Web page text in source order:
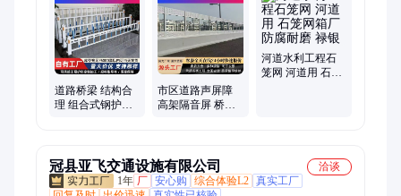
栏、基坑护栏、防坠网、防风抑尘网、波形护栏、草坪护栏、防
抛网、铸铁护栏、市政护栏、工程围挡
道路桥梁 结构合
理 组合式钢护栏
市区道路声屏障
高架隔音屏 桥梁
河道水利工程石
笼网 河道用 石笼
冠县亚飞交通设施有限公司
洽谈
1年 厂 安心购 综合体验L2 真实工厂